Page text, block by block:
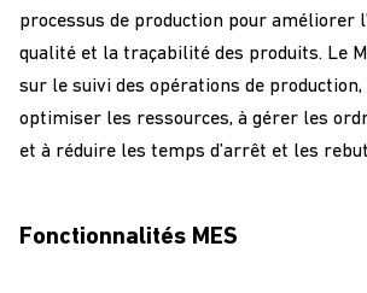
processus de production pour améliorer
qualité et la traçabilité des produits. Le
sur le suivi des opérations de
optimiser les ressources, à gérer les
et à réduire les temps d’arrêt et les
Fonctionnalités MES